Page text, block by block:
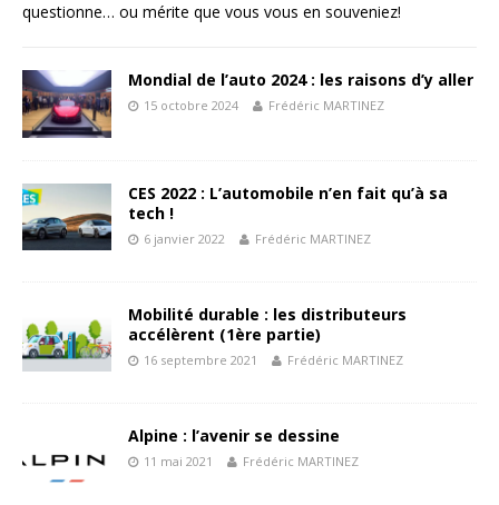
questionne… ou mérite que vous vous en souveniez!
Mondial de l’auto 2024 : les raisons d’y aller
15 octobre 2024 Frédéric MARTINEZ
CES 2022 : L’automobile n’en fait qu’à sa
tech !
6 janvier 2022 Frédéric MARTINEZ
Mobilité durable : les distributeurs
accélèrent (1ère partie)
16 septembre 2021 Frédéric MARTINEZ
Alpine : l’avenir se dessine
11 mai 2021 Frédéric MARTINEZ